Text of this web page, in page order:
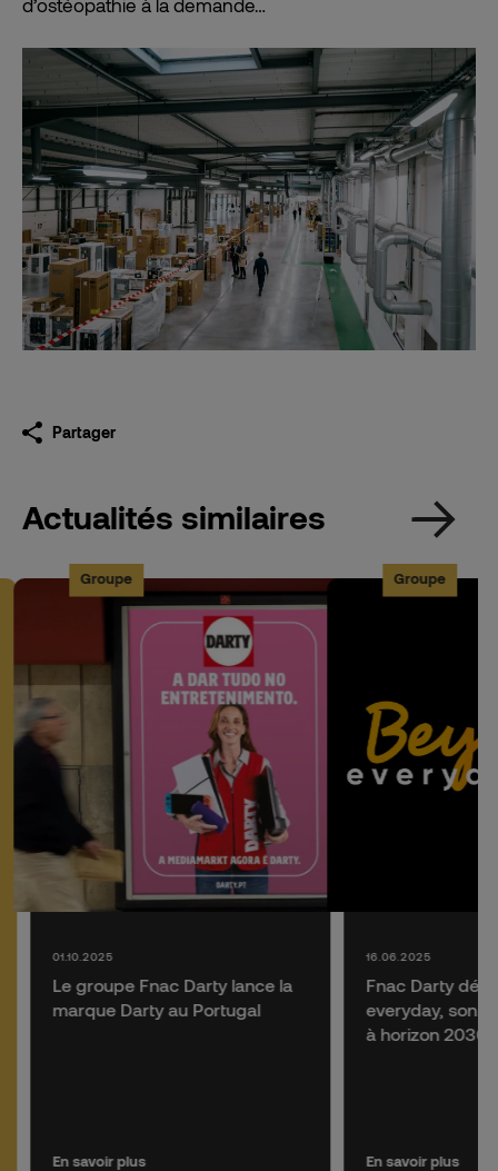
Partager
Actualités similaires
Le groupe Fnac Darty lance la
marque Darty au Portugal
Groupe
01.10.2025
En savoir plus
Fnac Darty
everyday, son
à horizon 2030.
Groupe
16.06.2025
En savoir plus